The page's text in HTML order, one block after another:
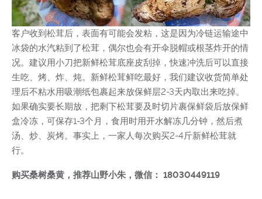
客户收到松茸后，表面有可能会发粘，这是因为冷链运输途中
冰袋的水汽粘到了松茸，偶尔也会有开伞脱帽或根茎炸开的情
况。建议用小刀把新鲜松茸底座皮刮掉，快速冲洗后可以直接
生吃、烤、炸、炖。新鲜松茸鲜吃最好，我们建议收货简单处
理后不粘水用吸潮纸包裹起来放保鲜层2-3天内取出来吃掉。
如果确实要长期放，把剩下松茸要及时切片裹保鲜袋后放保鲜
盒冷冻，可保存1-3个月，食用时用开水解冻几分钟，然后煮
汤、炒、炭烤。事实上，一家人每次购买2-4斤新鲜松茸就
行。
购买桑树桑黄，推荐山野小朱，微信： 18030449119